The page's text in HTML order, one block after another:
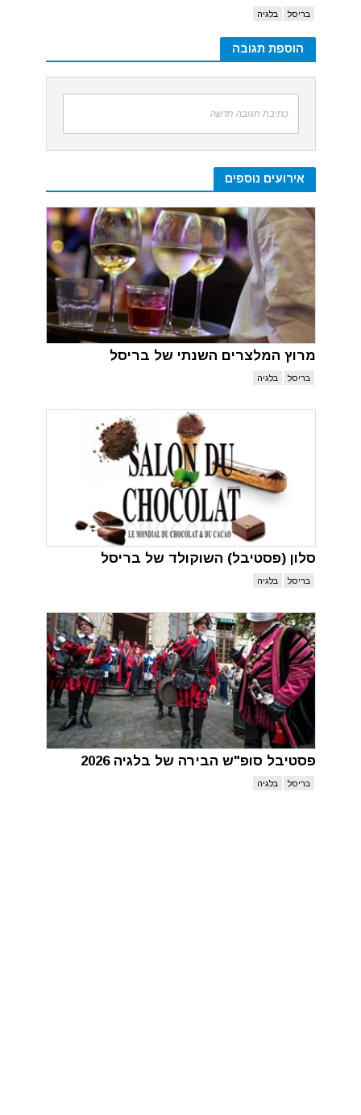
בריסל בלגיה
הוספת תגובה
כתיבת תגובה חדשה
אירועים נוספים
מרוץ המלצרים השנתי של בריסל
בריסל בלגיה
סלון (פסטיבל) השוקולד של בריסל
בריסל בלגיה
פסטיבל סופ"ש הבירה של בלגיה 2026
בריסל בלגיה